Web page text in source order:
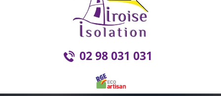
02 98 031 031